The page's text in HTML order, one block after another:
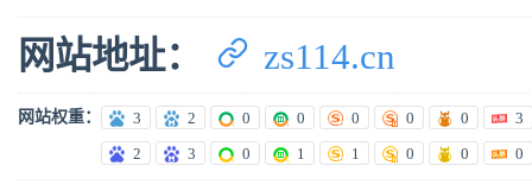
网站地址：  zs114.cn
网站权重： 3 2 0 0 0 0 0
3
2
3 0 1 1 0 0 0